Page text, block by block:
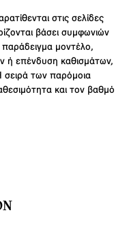
στις σελίδες
βάσει συμφωνιών
μοντέλο,
ή επένδυση καθισμάτων,
σειρά των παρόμοια
και τον βαθμό